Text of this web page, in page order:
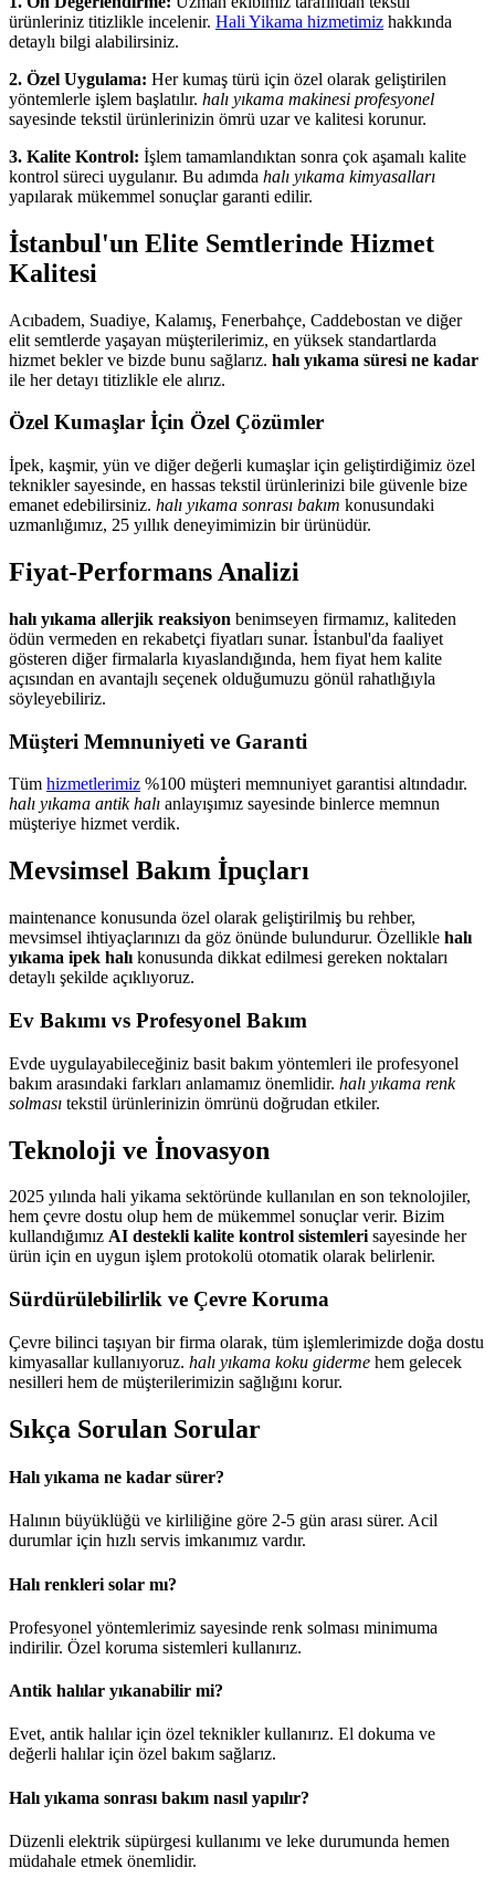
ürünleriniz titizlikle incelenir. Hali Yikama hizmetimiz hakkında
detaylı bilgi alabilirsiniz.
2. Özel Uygulama: Her kumaş türü için özel olarak geliştirilen
yöntemlerle işlem başlatılır. halı yıkama makinesi profesyonel
sayesinde tekstil ürünlerinizin ömrü uzar ve kalitesi korunur.
3. Kalite Kontrol: İşlem tamamlandıktan sonra çok aşamalı kalite
kontrol süreci uygulanır. Bu adımda halı yıkama kimyasalları
yapılarak mükemmel sonuçlar garanti edilir.
İstanbul'un Elite Semtlerinde Hizmet
Kalitesi
Acıbadem, Suadiye, Kalamış, Fenerbahçe, Caddebostan ve diğer
elit semtlerde yaşayan müşterilerimiz, en yüksek standartlarda
hizmet bekler ve bizde bunu sağlarız. halı yıkama süresi ne kadar
ile her detayı titizlikle ele alırız.
Özel Kumaşlar İçin Özel Çözümler
İpek, kaşmir, yün ve diğer değerli kumaşlar için geliştirdiğimiz özel
teknikler sayesinde, en hassas tekstil ürünlerinizi bile güvenle bize
emanet edebilirsiniz. halı yıkama sonrası bakım konusundaki
uzmanlığımız, 25 yıllık deneyimimizin bir ürünüdür.
Fiyat-Performans Analizi
halı yıkama allerjik reaksiyon benimseyen firmamız, kaliteden
ödün vermeden en rekabetçi fiyatları sunar. İstanbul'da faaliyet
gösteren diğer firmalarla kıyaslandığında, hem fiyat hem kalite
açısından en avantajlı seçenek olduğumuzu gönül rahatlığıyla
söyleyebiliriz.
Müşteri Memnuniyeti ve Garanti
Tüm hizmetlerimiz %100 müşteri memnuniyet garantisi altındadır.
halı yıkama antik halı anlayışımız sayesinde binlerce memnun
müşteriye hizmet verdik.
Mevsimsel Bakım İpuçları
maintenance konusunda özel olarak geliştirilmiş bu rehber,
mevsimsel ihtiyaçlarınızı da göz önünde bulundurur. Özellikle halı
yıkama ipek halı konusunda dikkat edilmesi gereken noktaları
detaylı şekilde açıklıyoruz.
Ev Bakımı vs Profesyonel Bakım
Evde uygulayabileceğiniz basit bakım yöntemleri ile profesyonel
bakım arasındaki farkları anlamamız önemlidir. halı yıkama renk
solması tekstil ürünlerinizin ömrünü doğrudan etkiler.
Teknoloji ve İnovasyon
2025 yılında hali yikama sektöründe kullanılan en son teknolojiler,
hem çevre dostu olup hem de mükemmel sonuçlar verir. Bizim
kullandığımız AI destekli kalite kontrol sistemlerisayesinde her
ürün için en uygun işlem protokolü otomatik olarak belirlenir.
Sürdürülebilirlik ve Çevre Koruma
Çevre bilinci taşıyan bir firma olarak, tüm işlemlerimizde doğa dostu
kimyasallar kullanıyoruz. halı yıkama koku giderme hem gelecek
nesilleri hem de müşterilerimizin sağlığını korur.
Sıkça Sorulan Sorular
Halı yıkama ne kadar sürer?
Halının büyüklüğü ve kirliliğine göre 2-5 gün arası sürer. Acil
durumlar için hızlı servis imkanımız vardır.
Halı renkleri solar mı?
Profesyonel yöntemlerimiz sayesinde renk solması minimuma
indirilir. Özel koruma sistemleri kullanırız.
Antik halılar yıkanabilir mi?
Evet, antik halılar için özel teknikler kullanırız. El dokuma ve
değerli halılar için özel bakım sağlarız.
Halı yıkama sonrası bakım nasıl yapılır?
Düzenli elektrik süpürgesi kullanımı ve leke durumunda hemen
müdahale etmek önemlidir.